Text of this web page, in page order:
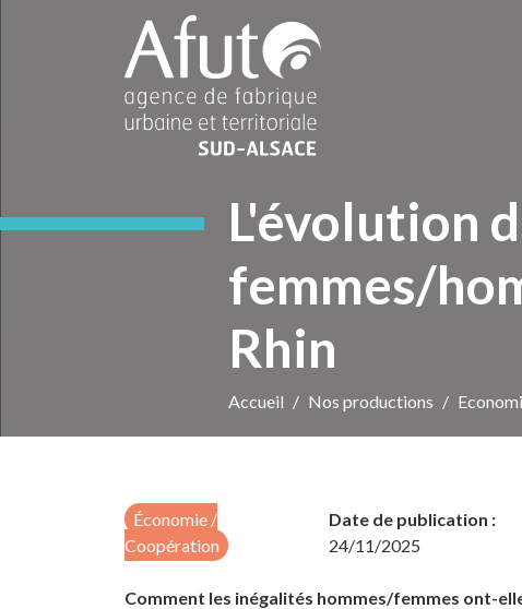
L'évolution
femmes/
Rhin
Accueil Nos productions
Économie /
Coopération
Date de publication :
24/11/2025
Comment les inégalités hommes/femmes ont-